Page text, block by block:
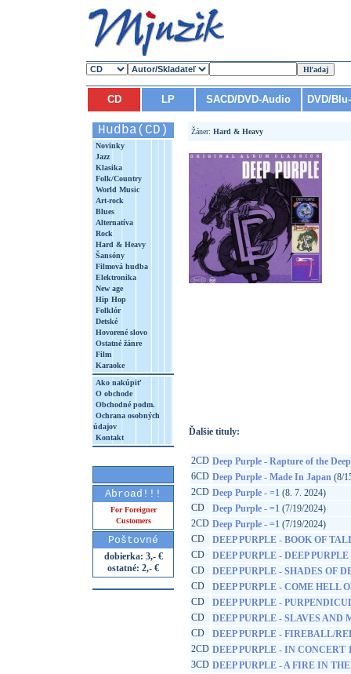
CD LP SACD/DVD-Audio DVD/
Hudba(CD)
Novinky
Jazz
Klasika
Folk/Country
World Music
Art-rock
Blues
Alternatíva
Rock
Hard & Heavy
Šansóny
Filmová hudba
Elektronika
New age
Hip Hop
Folklór
Detské
Hovorené slovo
Ostatné žánre
Film
Karaoke
Ako nakúpiť
O obchode
Obchodné podm.
Ochrana osobných
údajov
Kontakt
Abroad!!!
For Foreigner
Customers
Poštovné
dobierka: 3,- €
ostatné: 2,- €
Žáner: Hard & Heavy
Ďalšie tituly:
2CD Deep Purple - Rapture of the Deep
6CD Deep Purple - Made In Japan (8/
2CD Deep Purple - =1 (8. 7. 2024)
CD
Deep Purple - =1 (7/19/2024)
2CD Deep Purple - =1 (7/19/2024)
CD
DEEP PURPLE - BOOK OF
CD
DEEP PURPLE - DEEP PURPLE
CD
DEEP PURPLE - SHADES OF
CD
DEEP PURPLE - COME HELL
CD
DEEP PURPLE -
CD
DEEP PURPLE - SLAVES AND
CD
DEEP PURPLE - FIREBALL/
2CD DEEP PURPLE - IN CONCERT
3CD DEEP PURPLE - A FIRE IN